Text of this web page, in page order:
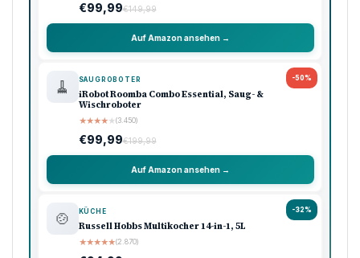
€99,99€149,99
Auf Amazon ansehen →
-50%
🧹 SAUGROBOTER
iRobot Roomba Combo Essential, Saug- &
Wischroboter
★★★★★(3.450)
€99,99€199,99
Auf Amazon ansehen →
-32%
🍲 KÜCHE
Russell Hobbs Multikocher 14-in-1, 5L
★★★★★(2.870)